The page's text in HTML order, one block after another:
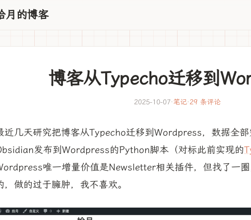
月的博客
博客从Typecho迁移到
2025-10-07·笔记·29 条评论
近几天研究把博客从Typecho迁移到Wordpress，数据全
发布到Wordpress的Python脚本（对标此前实现的
唯一增量价值是Newsletter相关插件，但找了一
，做的过于臃肿，我不喜欢。